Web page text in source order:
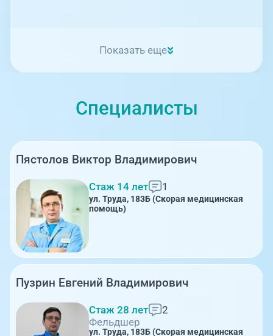
Показать еще
Специалисты
Пястолов Виктор Владимирович
Стаж 14 лет 1
ул. Труда, 183Б (Скорая медицинская
помощь)
Пузрин Евгений Владимирович
Стаж 28 лет
2
Фельдшер
ул. Труда, 183Б (Скорая медицинская